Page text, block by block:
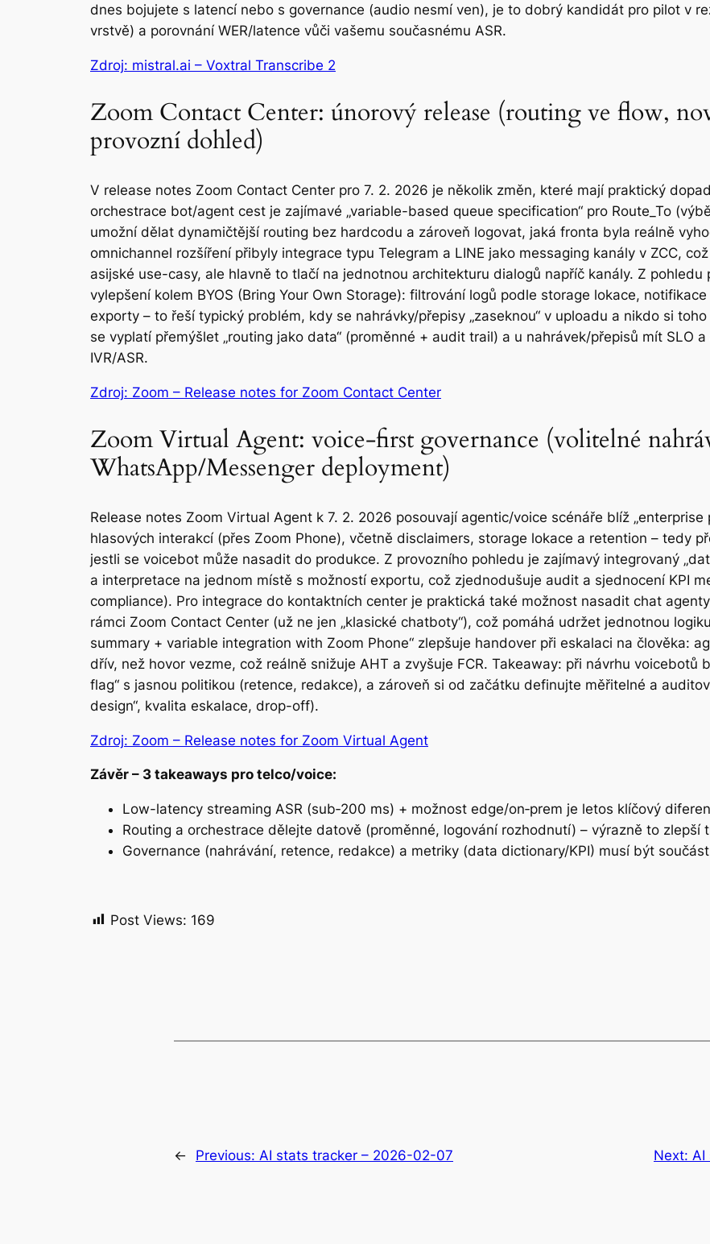
dnes bojujete s latencí nebo s governance (audio nesmí ven), je to dobrý kandidát pro pilot v
vrstvě) a porovnání WER/latence vůči vašemu současnému ASR.
Zdroj: mistral.ai – Voxtral Transcribe 2
Zoom Contact Center: únorový release (routing ve flow,
provozní dohled)
V release notes Zoom Contact Center pro 7. 2. 2026 je několik změn, které mají praktický
orchestrace bot/agent cest je zajímavé „variable-based queue specification“ pro Route_To
umožní dělat dynamičtější routing bez hardcodu a zároveň logovat, jaká fronta byla reálně
omnichannel rozšíření přibyly integrace typu Telegram a LINE jako messaging kanály v ZCC,
asijské use-casy, ale hlavně to tlačí na jednotnou architekturu dialogů napříč kanály. Z
vylepšení kolem BYOS (Bring Your Own Storage): filtrování logů podle storage lokace,
exporty – to řeší typický problém, kdy se nahrávky/přepisy „zaseknou“ v uploadu a nikdo si
se vyplatí přemýšlet „routing jako data“ (proměnné + audit trail) a u nahrávek/přepisů mít SLO
IVR/ASR.
Zdroj: Zoom – Release notes for Zoom Contact Center
Zoom Virtual Agent: voice-first governance (volitelné
WhatsApp/Messenger deployment)
Release notes Zoom Virtual Agent k 7. 2. 2026 posouvají agentic/voice scénáře blíž
hlasových interakcí (přes Zoom Phone), včetně disclaimers, storage lokace a retention – tedy
jestli se voicebot může nasadit do produkce. Z provozního pohledu je zajímavý integrovaný
a interpretace na jednom místě s možností exportu, což zjednodušuje audit a sjednocení KPI
compliance). Pro integrace do kontaktních center je praktická také možnost nasadit chat
rámci Zoom Contact Center (už ne jen „klasické chatboty“), což pomáhá udržet jednotnou
summary + variable integration with Zoom Phone“ zlepšuje handover při eskalaci na člověka:
dřív, než hovor vezme, což reálně snižuje AHT a zvyšuje FCR. Takeaway: při návrhu voicebotů
flag“ s jasnou politikou (retence, redakce), a zároveň si od začátku definujte měřitelné a
design“, kvalita eskalace, drop-off).
Zdroj: Zoom – Release notes for Zoom Virtual Agent
Závěr – 3 takeaways pro telco/voice:
Low-latency streaming ASR (sub‑200 ms) + možnost edge/on‑prem je letos klíčový
Routing a orchestrace dělejte datově (proměnné, logování rozhodnutí) – výrazně to zlepší
Governance (nahrávání, retence, redakce) a metriky (data dictionary/KPI) musí být
Post Views: 169
← Previous: AI stats tracker – 2026-02-07 Next: AI